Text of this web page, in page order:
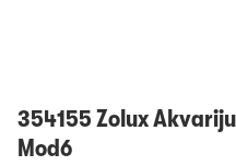
354155 Zolux
Mod6